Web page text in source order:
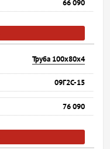
66 090
Труба 100х80х4
09Г2С-15
76 090